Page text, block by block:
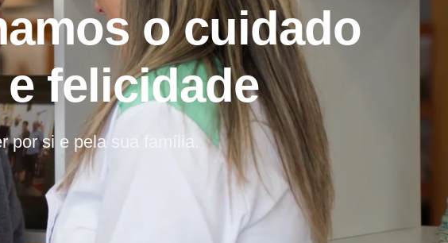
o cuidado
felicidade
por si e pela sua família.